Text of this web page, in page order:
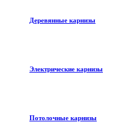
Деревянные карнизы
Электрические карнизы
Потолочные карнизы